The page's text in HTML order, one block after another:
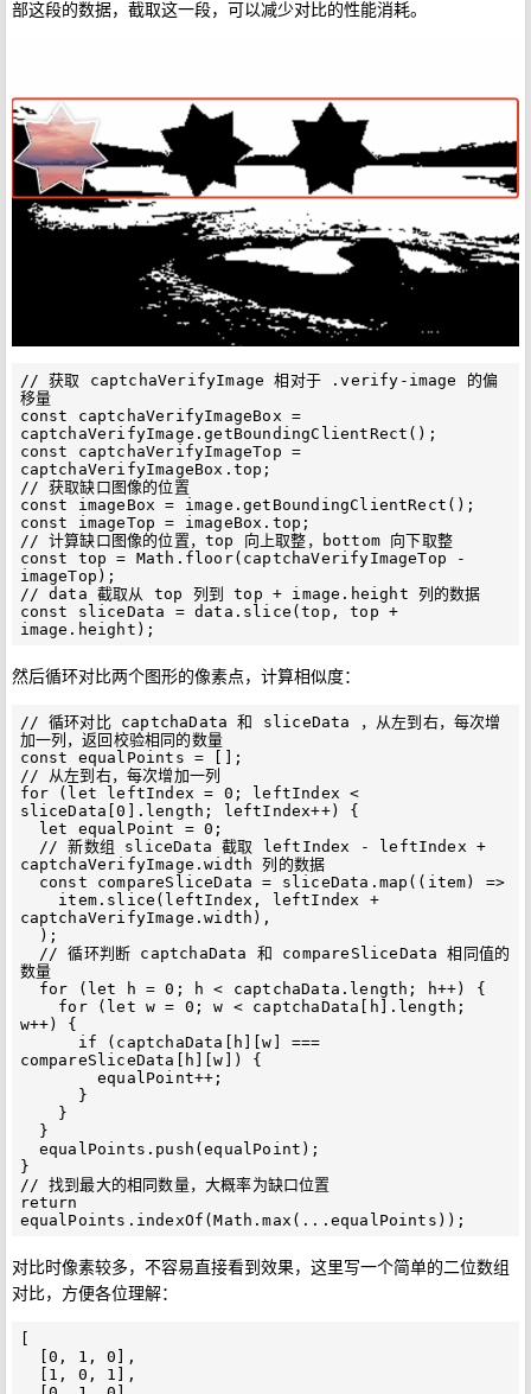
部这段的数据，截取这一段，可以减少对比的性能消耗。
// 获取 captchaVerifyImage 相对于 .verify-image 的偏
移量
const captchaVerifyImageBox =
captchaVerifyImage.getBoundingClientRect();
const captchaVerifyImageTop =
captchaVerifyImageBox.top;
// 获取缺口图像的位置
const imageBox = image.getBoundingClientRect();
const imageTop = imageBox.top;
// 计算缺口图像的位置，top 向上取整，bottom 向下取整
const top = Math.floor(captchaVerifyImageTop -
imageTop);
// data 截取从 top 列到 top + image.height 列的数据
const sliceData = data.slice(top, top +
然后循环对比两个图形的像素点，计算相似度：
// 循环对比 captchaData 和 sliceData ，从左到右，每次增
加一列，返回校验相同的数量
const equalPoints = [];
// 从左到右，每次增加一列
for (let leftIndex = 0; leftIndex <
sliceData[0].length; leftIndex++) {
captchaVerifyImage.width 列的数据
captchaVerifyImage.width),
数量
w++) {
compareSliceData[h][w]) {
        equalPoint++;
}
// 找到最大的相同数量，大概率为缺口位置
return
对比时像素较多，不容易直接看到效果，这里写一个简单的二位数组
对比，方便各位理解：
[